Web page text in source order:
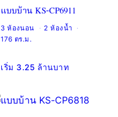
แบบบ้าน KS-CP6911
3 ห้องนอน
2 ห้องน้ำ
176 ตร.ม.
เริ่ม 3.25 ล้านบาท